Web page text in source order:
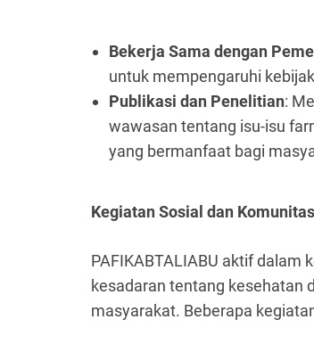
Bekerja Sama dengan
untuk mempengaruhi
Publikasi dan Penelitian:
wawasan tentang isu-isu
yang bermanfaat bagi
Kegiatan Sosial dan Komunitas
PAFIKABTALIABU aktif dalam
kesadaran tentang kesehatan
masyarakat. Beberapa